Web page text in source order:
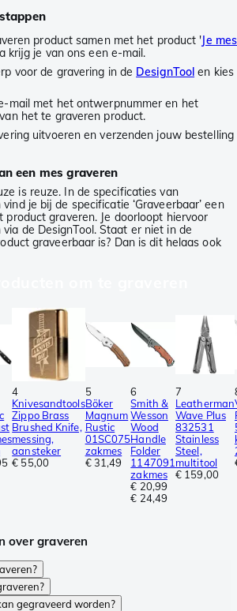
product samen met het product 'Je mes
krijg je van ons een e-mail.
voor de gravering in de DesignTool en kies
mail met het ontwerpnummer en het
het te graveren product.
uitvoeren en verzenden jouw bestelling
een mes graveren
is reuze. In de specificaties van
je bij de specificatie ‘Graveerbaar’ een
product graveren. Je doorloopt hiervoor
de DesignTool. Staat er niet in de
graveerbaar is? Dan is dit helaas ook
4
Knivesandtools
Zippo Brass
Brushed Knife,
messing,
aansteker
€ 55,00
5
Böker
Magnum
Rustic
01SC075
zakmes
€ 31,49
6
Smith &
Wesson
Wood
Handle
Folder
1147091
zakmes
€ 20,99
€ 24,49
7
Leatherman
Wave Plus
832531
Stainless
Steel,
multitool
€ 159,00
over graveren
gegraveerd worden?